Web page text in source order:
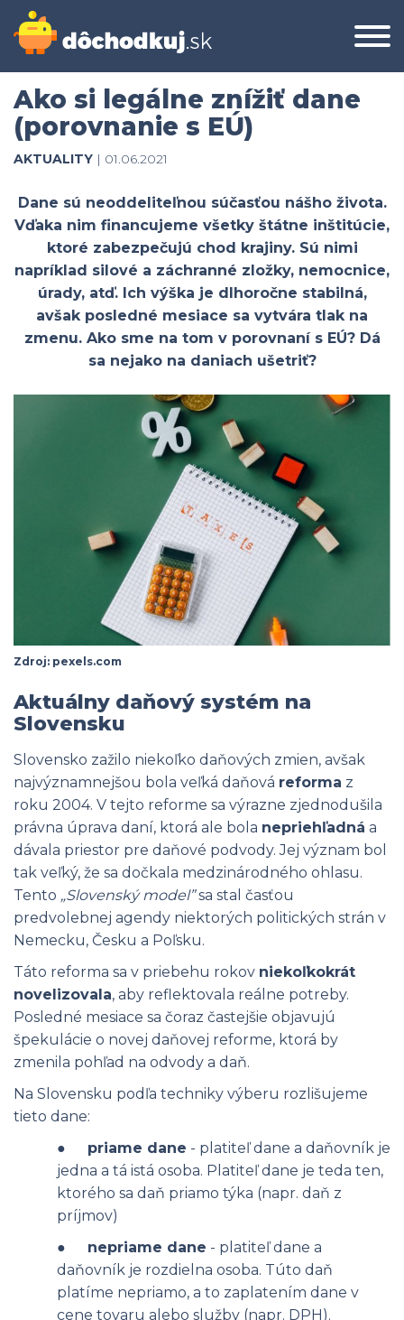
Ako si legálne znížiť dane
(porovnanie s EÚ)
AKTUALITY | 01.06.2021
Dane sú neoddeliteľnou súčasťou nášho života.
Vďaka nim financujeme všetky štátne inštitúcie,
ktoré zabezpečujú chod krajiny. Sú nimi
napríklad silové a záchranné zložky, nemocnice,
úrady, atď. Ich výška je dlhoročne stabilná,
avšak posledné mesiace sa vytvára tlak na
zmenu. Ako sme na tom v porovnaní s EÚ? Dá
sa nejako na daniach ušetriť?
Zdroj: pexels.com
Aktuálny daňový systém na
Slovensku
Slovensko zažilo niekoľko daňových zmien, avšak
najvýznamnejšou bola veľká daňová reforma z
roku 2004. V tejto reforme sa výrazne zjednodušila
právna úprava daní, ktorá ale bola nepriehľadná a
dávala priestor pre daňové podvody. Jej význam bol
tak veľký, že sa dočkala medzinárodného ohlasu.
Tento „Slovenský model”sa stal časťou
predvolebnej agendy niektorých politických strán v
Nemecku, Česku a Poľsku.
Táto reforma sa v priebehu rokov niekoľkokrát
novelizovala, aby reflektovala reálne potreby.
Posledné mesiace sa čoraz častejšie objavujú
špekulácie o novej daňovej reforme, ktorá by
zmenila pohľad na odvody a daň.
Na Slovensku podľa techniky výberu rozlišujeme
tieto dane:
● priame dane - platiteľ dane a daňovník je
jedna a tá istá osoba. Platiteľ dane je teda ten,
ktorého sa daň priamo týka (napr. daň z
príjmov)
● nepriame dane - platiteľ dane a
daňovník je rozdielna osoba. Túto daň
platíme nepriamo, a to zaplatením dane v
cene tovaru alebo služby (napr. DPH).